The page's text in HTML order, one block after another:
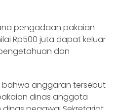
pengadaan pakaian
Rp500 juta dapat keluar
dan
bahwa anggaran tersebut
dinas anggota